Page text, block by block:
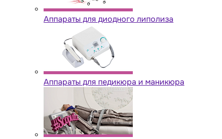
Аппараты для диодного липолиза
Аппараты для педикюра и маникюра